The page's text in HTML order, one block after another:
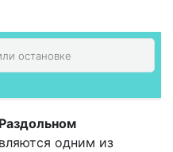
одним из